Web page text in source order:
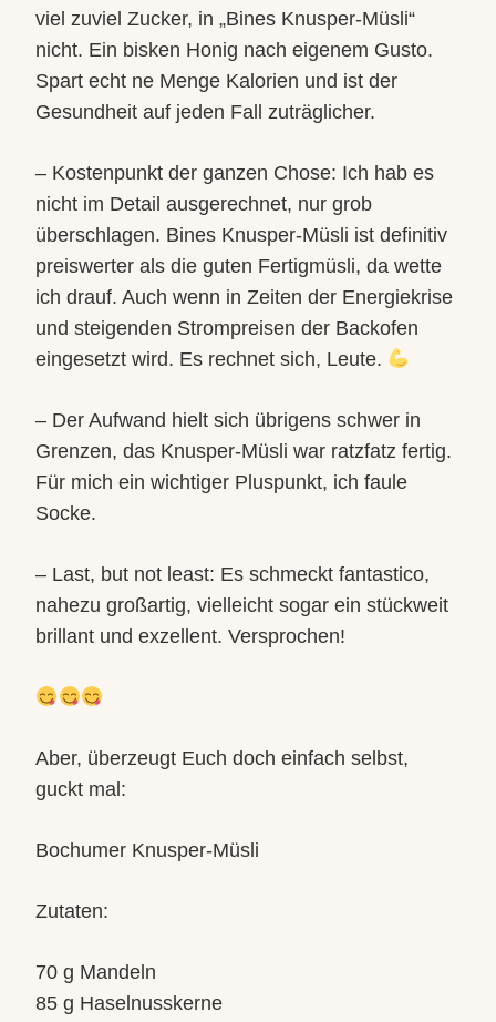
viel zuviel Zucker, in „Bines Knusper-Müsli“
nicht. Ein bisken Honig nach eigenem Gusto.
Spart echt ne Menge Kalorien und ist der
Gesundheit auf jeden Fall zuträglicher.
– Kostenpunkt der ganzen Chose: Ich hab es
nicht im Detail ausgerechnet, nur grob
überschlagen. Bines Knusper-Müsli ist definitiv
preiswerter als die guten Fertigmüsli, da wette
ich drauf. Auch wenn in Zeiten der Energiekrise
und steigenden Strompreisen der Backofen
eingesetzt wird. Es rechnet sich, Leute.
– Der Aufwand hielt sich übrigens schwer in
Grenzen, das Knusper-Müsli war ratzfatz fertig.
Für mich ein wichtiger Pluspunkt, ich faule
Socke.
– Last, but not least: Es schmeckt fantastico,
nahezu großartig, vielleicht sogar ein stückweit
brillant und exzellent. Versprochen!
Aber, überzeugt Euch doch einfach selbst,
guckt mal:
Bochumer Knusper-Müsli
Zutaten:
70 g Mandeln
85 g Haselnusskerne